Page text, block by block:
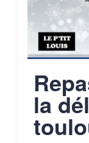
la